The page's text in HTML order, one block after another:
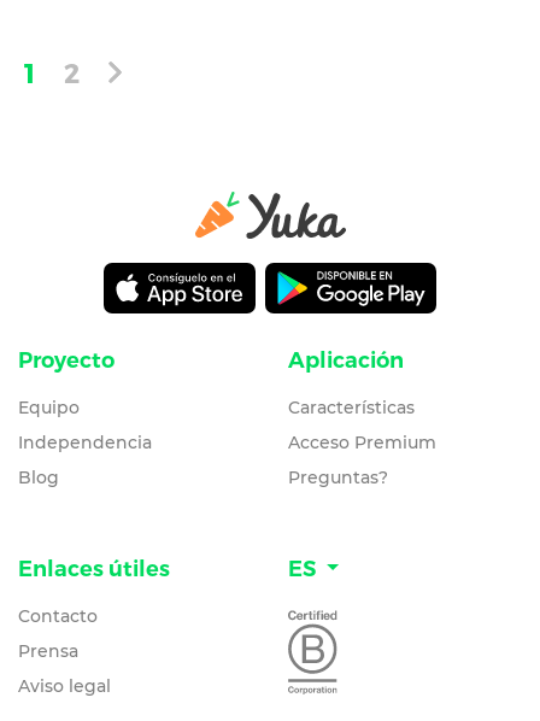
1 2
Proyecto
Equipo
Independencia
Blog
Aplicación
Características
Acceso Premium
Preguntas?
Enlaces útiles
Contacto
Prensa
Aviso legal
ES